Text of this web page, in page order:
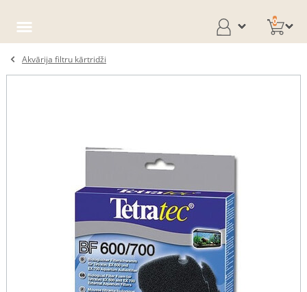
0
Akvārija filtru kārtridži